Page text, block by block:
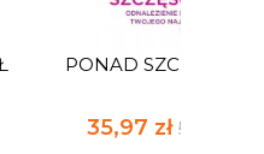
PONAD SZCZĘŚCIEM
35,97 zł52,90 zł